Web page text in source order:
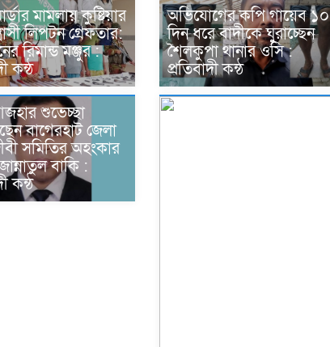
মামলায় কুষ্টিয়ার
লিপটন গ্রেফতার:
রিমান্ড মঞ্জুর :
কন্ঠ
অভিযোগের কপি গায়েব ১০
দিন ধরে বাদীকে ঘুরাচ্ছেন
শৈলকুপা থানার ওসি :
প্রতিবাদী কন্ঠ
শুভেচ্ছা
বাগেরহাট জেলা
সমিতির অহংকার
বাকি :
কন্ঠ